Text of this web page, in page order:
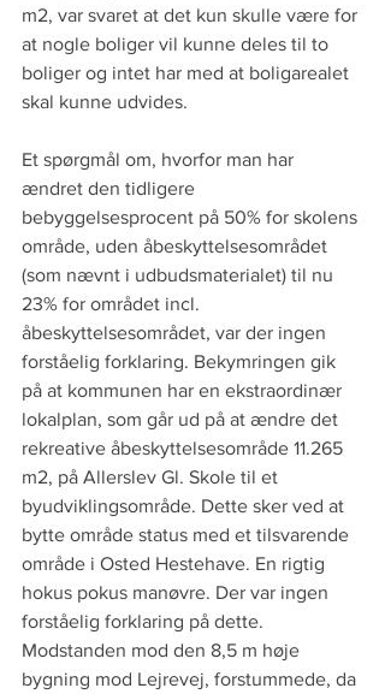
m2, var svaret at det kun skulle være for
at nogle boliger vil kunne deles til to
boliger og intet har med at boligarealet
skal kunne udvides.
Et spørgmål om, hvorfor man har
ændret den tidligere
bebyggelsesprocent på 50% for skolens
område, uden åbeskyttelsesområdet
(som nævnt i udbudsmaterialet) til nu
23% for området incl.
åbeskyttelsesområdet, var der ingen
forståelig forklaring. Bekymringen gik
på at kommunen har en ekstraordinær
lokalplan, som går ud på at ændre det
rekreative åbeskyttelsesområde 11.265
m2, på Allerslev Gl. Skole til et
byudviklingsområde. Dette sker ved at
bytte område status med et tilsvarende
område i Osted Hestehave. En rigtig
hokus pokus manøvre. Der var ingen
forståelig forklaring på dette.
Modstanden mod den 8,5 m høje
bygning mod Lejrevej, forstummede, da